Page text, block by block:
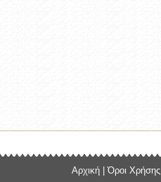
Αρχική |Όροι Χρήσης